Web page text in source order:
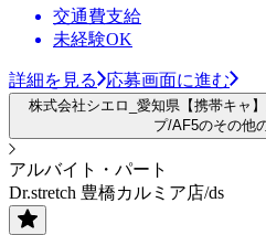
交通費支給
未経験OK
詳細を見る 応募画面に進む
株式会社シエロ_愛知県【携帯キャ
プ/AF5のその他
アルバイト・パート
Dr.stretch 豊橋カルミア店/ds